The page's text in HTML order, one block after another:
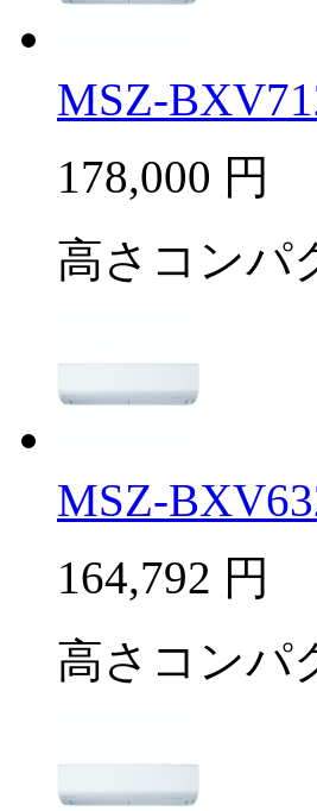
MSZ-
178,000 円
高さコンパ
MSZ-
164,792 円
高さコンパ